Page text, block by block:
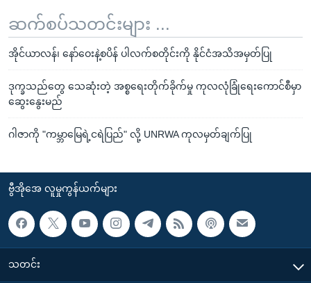
ဆက်စပ်သတင်းများ ...
အိုင်ယာလန်၊ နော်ဝေးနဲ့စပိန် ပါလက်စတိုင်းကို နိုင်ငံအသိအမှတ်ပြု
ဒုက္ခသည်တွေ သေဆုံးတဲ့ အစ္စရေးတိုက်ခိုက်မှု ကုလလုံခြုံရေးကောင်စီမှာ
ဆွေးနွေးမည်
ဂါဇာကို "ကမ္ဘာမြေရဲ့ငရဲပြည်" လို့ UNRWA ကုလမှတ်ချက်ပြု
ဗွီအိုအေ လူမှုကွန်ယက်များ
သတင်း